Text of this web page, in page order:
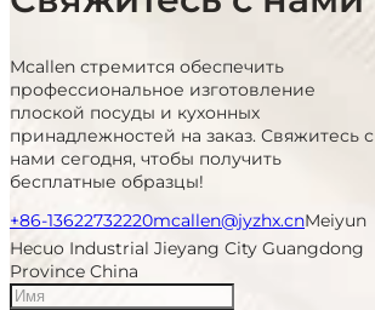
Mcallen стремится обеспечить
профессиональное изготовление
плоской посуды и кухонных
принадлежностей на заказ. Свяжитесь с
нами сегодня, чтобы получить
бесплатные образцы!
+86-13622732220mcallen@jyzhx.cnMeiyun
Hecuo Industrial Jieyang City Guangdong
Province China